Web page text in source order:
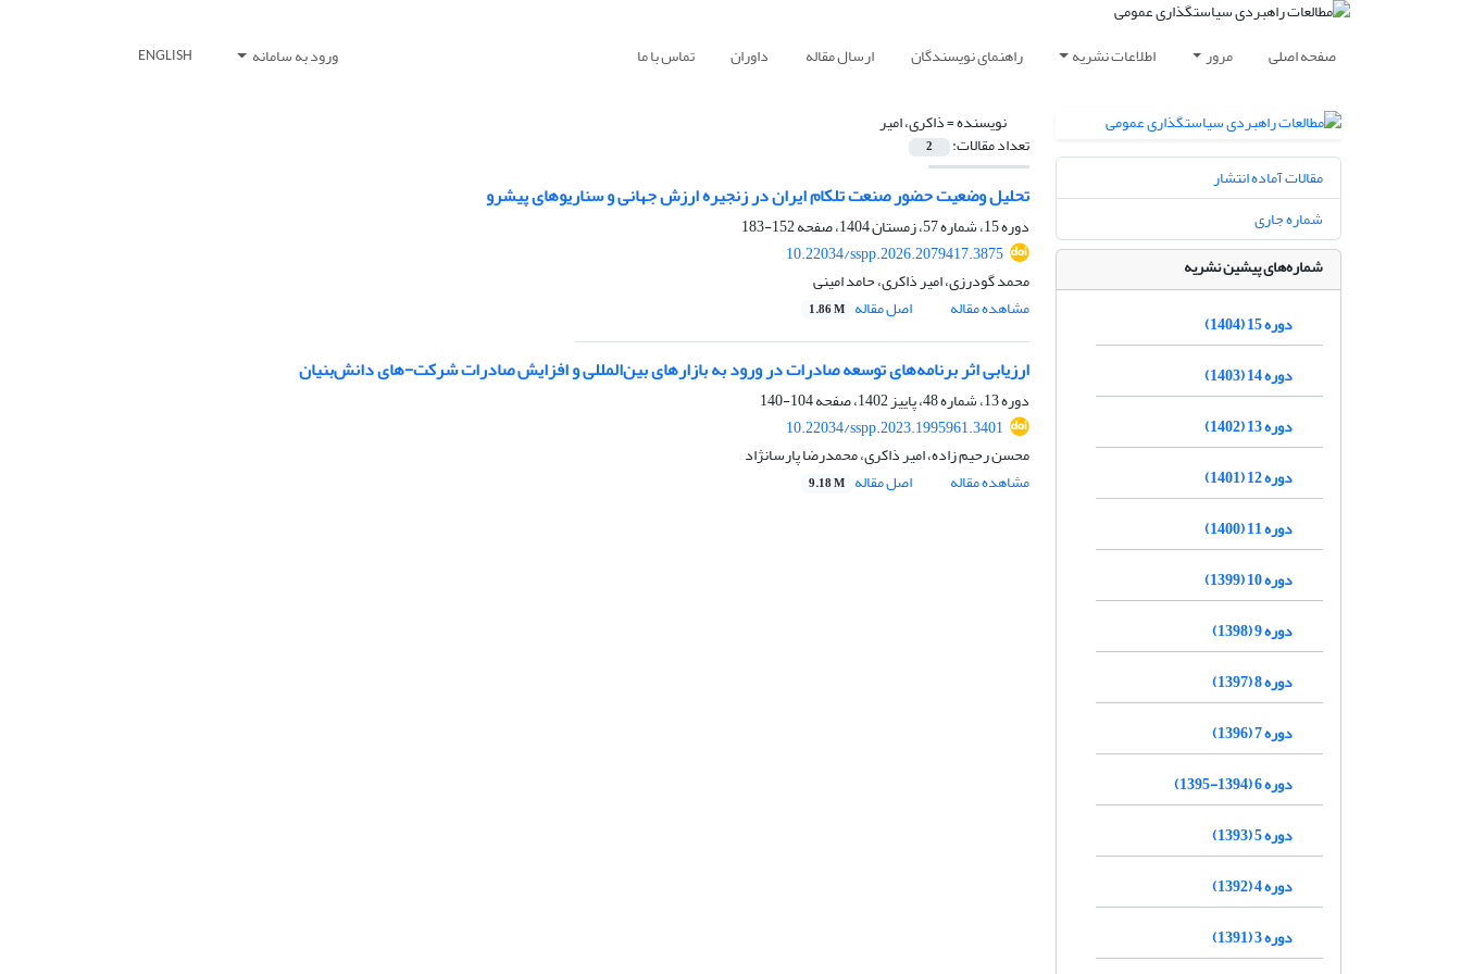
صفحه اصلی مرور اطلاعات نشریه راهنمای نویسندگان ارسال مقاله داوران تماس با ما ورود به سامانه ENGLISH
نویسنده =ذاکری، امیر
تعداد مقالات: 2
تحلیل وضعیت حضور صنعت تلکام ایران در زنجیره ارزش جهانی و سناریوهای پیشرو
دوره 15، شماره 57، زمستان 1404، صفحه
152-183
10.22034/sspp.2026.2079417.3875
محمد گودرزی، امیر ذاکری، حامد امینی
مشاهده مقاله
اصل مقاله 1.86 M
ارزیابی اثر برنامه‌های توسعه صادرات در ورود به بازارهای بین‌المللی و افزایش صادرات شرکت-های دانش‌بنیان
دوره 13، شماره 48، پاییز 1402، صفحه
104-140
10.22034/sspp.2023.1995961.3401
محسن رحیم زاده، امیر ذاکری، محمدرضا پارسانژاد
مشاهده مقاله
اصل مقاله 9.18 M
مقالات آماده انتشار
شماره جاری
شماره‌های پیشین نشریه
دوره 15 (1404)
دوره 14 (1403)
دوره 13 (1402)
دوره 12 (1401)
دوره 11 (1400)
دوره 10 (1399)
دوره 9 (1398)
دوره 8 (1397)
دوره 7 (1396)
دوره 6 (1394-1395)
دوره 5 (1393)
دوره 4 (1392)
دوره 3 (1391)